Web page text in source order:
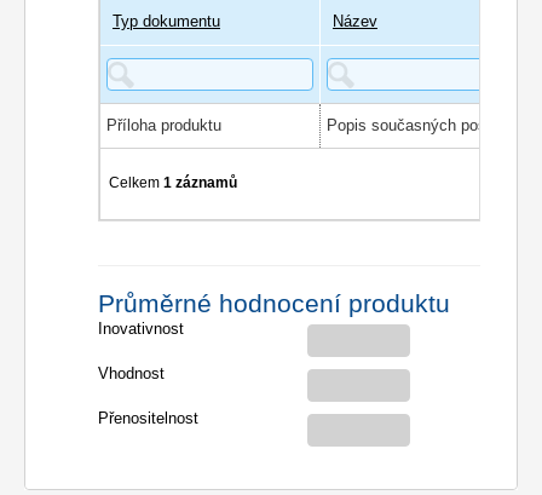
Typ dokumentu Název
Příloha produktu
Celkem1 záznamů
Průměrné hodnocení produktu
Inovativnost
Vhodnost
Přenositelnost